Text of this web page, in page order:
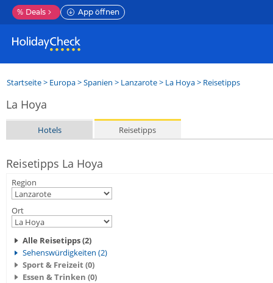
% Deals App öffnen
Startseite> Europa>Spanien > Lanzarote> La Hoya> Reisetipps
La Hoya
Hotels Reisetipps
Reisetipps La Hoya
Region
Ort
Alle Reisetipps (2)
Sehenswürdigkeiten (2)
Sport & Freizeit (0)
Essen & Trinken (0)